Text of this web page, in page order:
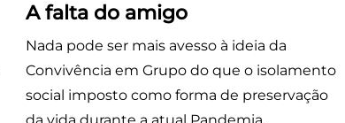
A falta do amigo
Nada pode ser mais avesso à ideia da
Convivência em Grupo do que o isolamento
social imposto como forma de preservação